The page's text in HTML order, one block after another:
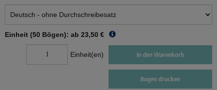
Einheit (50 Bögen): ab 23,50 €
Einheit(en) In den Warenkorb
Bogen drucken